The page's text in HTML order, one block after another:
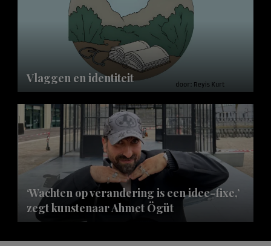
Vlaggen en identiteit
‘Wachten op verandering is een idee-fixe,’
zegt kunstenaar Ahmet Ögüt